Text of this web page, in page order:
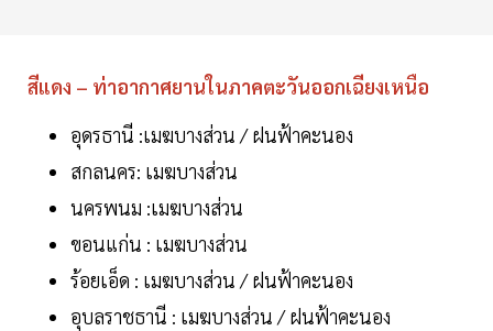
สีแดง – ท่าอากาศยานในภาคตะวันออกเฉียงเหนือ
อุดรธานี :เมฆบางส่วน / ฝนฟ้าคะนอง
สกลนคร: เมฆบางส่วน
นครพนม :เมฆบางส่วน
ขอนแก่น : เมฆบางส่วน
ร้อยเอ็ด : เมฆบางส่วน / ฝนฟ้าคะนอง
อุบลราชธานี : เมฆบางส่วน / ฝนฟ้าคะนอง